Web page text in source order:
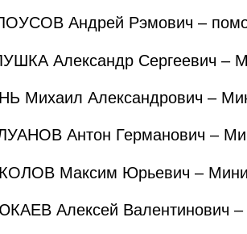
Андрей Рэмович –
Александр Сергеевич –
Михаил Александрович –
Антон Германович –
Максим Юрьевич –
Алексей Валентинович –